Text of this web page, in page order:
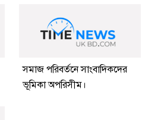
সমাজ পরিবর্তনে সাংবাদিকদের
ভূমিকা অপরিসীম।